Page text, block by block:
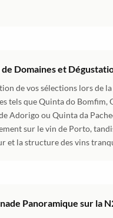
Domaines et
de vos sélections lors de
tels que Quinta do Bomfim,
Adorigo ou Quinta da
sur le vin de Porto,
et la structure des vins
Panoramique sur la